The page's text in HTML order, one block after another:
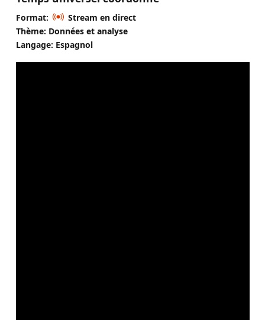
Format:
Stream en direct
Thème: Données et analyse
Langage: Espagnol